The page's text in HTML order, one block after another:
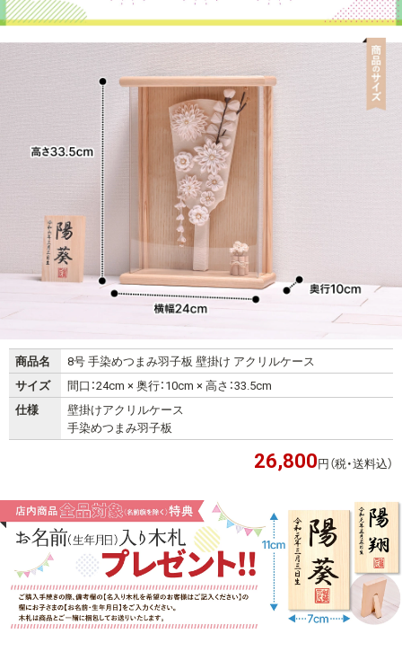
商品名
8号 手染めつまみ羽子板 壁掛け アクリルケース
サイズ
間口：24cm × 奥行：10cm × 高さ：33.5cm
仕様
壁掛けアクリルケース
手染めつまみ羽子板
26,800円（税・送料込）